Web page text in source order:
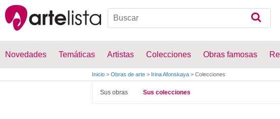
Novedades Temáticas Artistas Colecciones Obras famosas
Inicio > Obras de arte > Irina Afonskaya > Colecciones
Sus obras Sus colecciones